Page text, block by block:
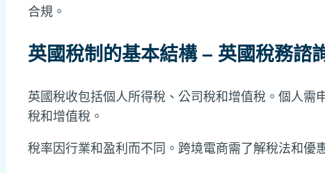
合規。
英國稅制的基本結構 – 英國稅務諮
英國稅收包括個人所得稅、公司稅和增值稅。個人需
稅和增值稅。
稅率因行業和盈利而不同。跨境電商需了解稅法和優